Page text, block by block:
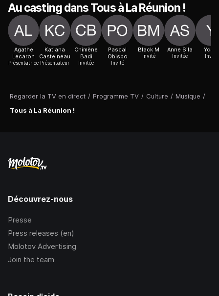
Regarder la TV en direct / Programme TV / Culture / Musique /
Tous à La Réunion !
Au casting dans Tous à La Réunion !
Agathe
Lecaron
Présentatrice
Katiana
Castelneau
Présentateur
Chimène
Badi
Invitée
Pascal
Obispo
Invité
Black M
Invité
Anne Sila
Invitée
Ycare
Invité
Découvrez-nous
Presse
Press releases (en)
Molotov Advertising
Join the team